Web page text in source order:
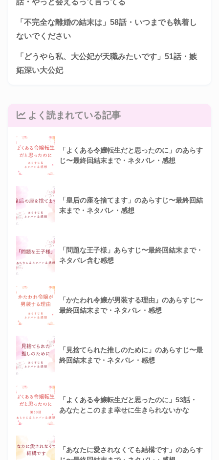
話・やっと会えるって言ってる
「不完全な離婚の結末は」58話・いつまでも執着し
ないでください
「どうやら私、大公妃が天職みたいです」51話・嫉
妬深い大公妃
よく読まれている記事
「よくある令嬢転生だと思ったのに」のあらす
じ〜最終回結末まで・ネタバレ・感想
「皇后の座を捨てます」のあらすじ〜最終回結
末まで・ネタバレ・感想
「問題な王子様」あらすじ〜最終回結末まで・
ネタバレ含む感想
「かたわれ令嬢が男装する理由」のあらすじ〜
最終回結末まで・ネタバレ・感想
「見捨てられた推しのために」のあらすじ〜最
終回結末まで・ネタバレ・感想
「よくある令嬢転生だと思ったのに」53話・
あなたとこのまま幸せに生きられないかな
「あなたに愛されなくても結構です」のあらす